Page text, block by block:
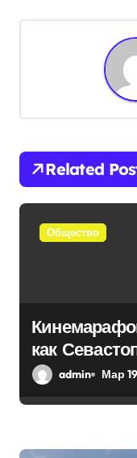
и
ц
и
я
п
п
и
с
я
Related
Общество
как
admin Мар